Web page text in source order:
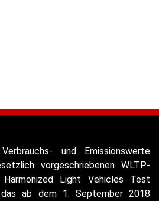
und Emissionswerte
vorgeschriebenen WLTP-
Harmonized Light Vehicles Test
ab dem 1. September 2018